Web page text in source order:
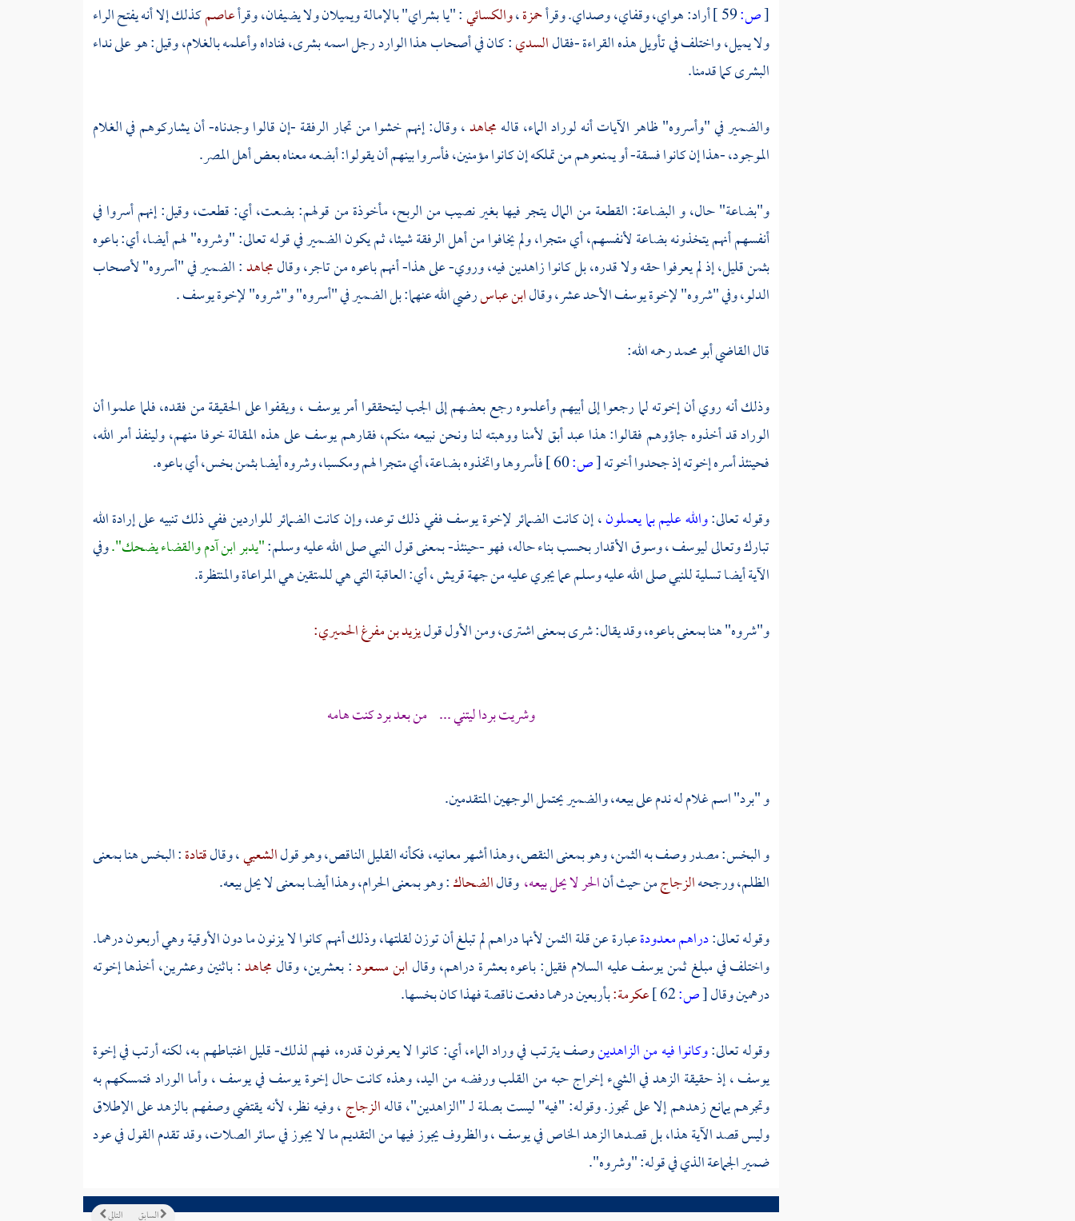
[ص:59 ] أراد: هواي، وقفاي، وصداي. وقرأحمزة،والكسائي: "يا بشراي" بالإمالة ويميلان ولا يضيفان، وقرأعاصمكذلك إلا أنه يفتح الراء
ولا يميل، واختلف في تأويل هذه القراءة -فقالالسدي: كان في أصحاب هذا الوارد رجل اسمهبشرى،فناداه وأعلمه بالغلام، وقيل: هو على نداء
البشرى كما قدمنا.
والضمير في "وأسروه" ظاهر الآيات أنه لوراد الماء، قالهمجاهد، وقال: إنهم خشوا من تجار الرفقة -إن قالوا وجدناه- أن يشاركوهم في الغلام
الموجود، -هذا إن كانوا فسقة- أو يمنعوهم من تملكه إن كانوا مؤمنين، فأسروا بينهم أن يقولوا: أبضعه معناه بعض أهل المصر.
و"بضاعة" حال، و البضاعة: القطعة من المال يتجر فيها بغير نصيب من الربح، مأخوذة من قولهم: بضعت، أي: قطعت، وقيل: إنهم أسروا في
أنفسهم أنهم يتخذونه بضاعة لأنفسهم، أي متجرا، ولم يخافوا من أهل الرفقة شيئا، ثم يكون الضمير في قوله تعالى: "وشروه" لهم أيضا، أي: باعوه
بثمن قليل، إذ لم يعرفوا حقه ولا قدره، بل كانوا زاهدين فيه، وروي- على هذا- أنهم باعوه من تاجر، وقالمجاهد: الضمير في "أسروه" لأصحاب
الدلو، وفي "شروه" لإخوةيوسفالأحد عشر، وقالابن عباسرضي الله عنهما: بل الضمير في "أسروه" و"شروه" لإخوةيوسف.
قالالقاضي أبو محمدرحمه الله:
وذلك أنه روي أن إخوته لما رجعوا إلى أبيهم وأعلموه رجع بعضهم إلى الجب ليتحققوا أمريوسف، ويقفوا على الحقيقة من فقده، فلما علموا أن
الوراد قد أخذوه جاؤوهم فقالوا: هذا عبد أبق لأمنا ووهبته لنا ونحن نبيعه منكم، فقارهميوسفعلى هذه المقالة خوفا منهم، ولينفذ أمر الله،
فحينئذ أسره إخوته إذ جحدوا أخوته[ص:
فأسروها واتخذوه بضاعة، أي متجرا لهم ومكسبا، وشروه أيضا بثمن بخس، أي باعوه.
وقوله تعالى:والله عليم بما يعملون، إن كانت الضمائر لإخوةيوسفففي ذلك توعد، وإن كانت الضمائر للواردين ففي ذلك تنبيه على إرادة الله
تبارك وتعالىليوسف، وسوق الأقدار بحسب بناء حاله، فهو -حينئذ- بمعنى قول النبي صلى الله عليه وسلم:"يدبر ابنآدموالقضاء يضحك".وفي
الآية أيضا تسلية للنبي صلى الله عليه وسلم عما يجري عليه من جهةقريش، أي: العاقبة التي هي للمتقين هي المراعاة والمنتظرة.
و"شروه" هنا بمعنى باعوه، وقد يقال: شرى بمعنى اشترى، ومن الأول قوليزيد بن مفرغ الحميري:
وشريت بردا ليتني ... من بعد برد كنت هامه
و "برد" اسم غلام له ندم على بيعه، والضمير يحتمل الوجهين المتقدمين.
و البخس: مصدر وصف به الثمن، وهو بمعنى النقص، وهذا أشهر معانيه، فكأنه القليل الناقص، وهو قولالشعبي، وقالقتادة: البخس هنا بمعنى
الظلم، ورجحهالزجاجمن حيث أنالحر لا يحل بيعه،وقالالضحاك: وهو بمعنى الحرام، وهذا أيضا بمعنى لا يحل بيعه.
وقوله تعالى:دراهم معدودةعبارة عن قلة الثمن لأنها دراهم لم تبلغ أن توزن لقلتها، وذلك أنهم كانوا لا يزنون ما دون الأوقية وهي أربعون درهما.
واختلف في مبلغ ثمنيوسفعليه السلام فقيل: باعوه بعشرة دراهم، وقالابن مسعود: بعشرين، وقالمجاهد: باثنين وعشرين، أخذها إخوته
درهمين وقال[ص: عكرمة:بأربعين درهما دفعت ناقصة فهذا كان بخسها.
وقوله تعالى:وكانوا فيه من الزاهدينوصف يترتب في وراد الماء، أي: كانوا لا يعرفون قدره، فهم لذلك- قليل اغتباطهم به، لكنه أرتب في إخوة
يوسف، إذ حقيقة الزهد في الشيء إخراج حبه من القلب ورفضه من اليد، وهذه كانت حال إخوةيوسففييوسف، وأما الوراد فتمسكهم به
وتجرهم يمانع زهدهم إلا على تجوز. وقوله: "فيه" ليست بصلة لـ "الزاهدين"، قالهالزجاج، وفيه نظر، لأنه يقتضي وصفهم بالزهد على الإطلاق
وليس قصد الآية هذا، بل قصدها الزهد الخاص فييوسف، والظروف يجوز فيها من التقديم ما لا يجوز في سائر الصلات، وقد تقدم القول في عود
ضمير الجماعة الذي في قوله: "وشروه".
التالي السابق